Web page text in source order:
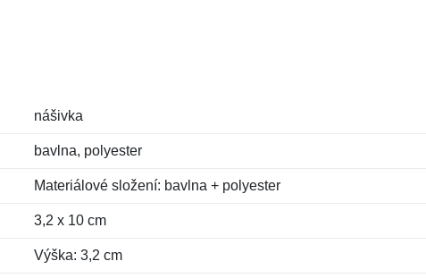
nášivka
bavlna, polyester
Materiálové složení: bavlna + polyester
3,2 x 10 cm
Výška: 3,2 cm